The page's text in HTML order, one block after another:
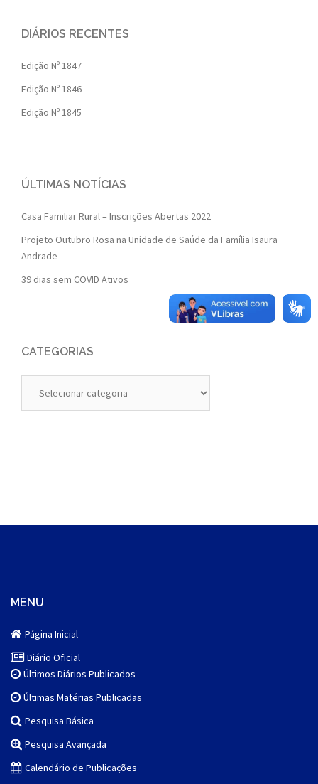
DIÁRIOS RECENTES
Edição Nº 1847
Edição Nº 1846
Edição Nº 1845
ÚLTIMAS NOTÍCIAS
Casa Familiar Rural – Inscrições Abertas 2022
Projeto Outubro Rosa na Unidade de Saúde da Família Isaura
Andrade
39 dias sem COVID Ativos
CATEGORIAS
MENU
Página Inicial
Diário Oficial
Últimos Diários Publicados
Últimas Matérias Publicadas
Pesquisa Básica
Pesquisa Avançada
Calendário de Publicações